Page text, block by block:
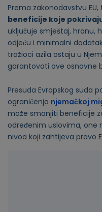
Prema zakonodavstvu
beneficije koje
uključuje smještaj, hranu,
odjeću i minimalni
tražioci azila ostaju u
garantovati ove osnovne
Presuda Evropskog suda
ograničenja njemačkoj
može smanjiti beneficije
određenim uslovima,
nivoa koji zahtijeva pravo